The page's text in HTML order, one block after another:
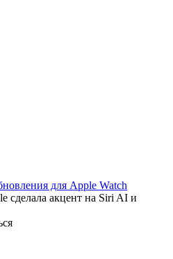
для Apple Watch
акцент на Siri AI и